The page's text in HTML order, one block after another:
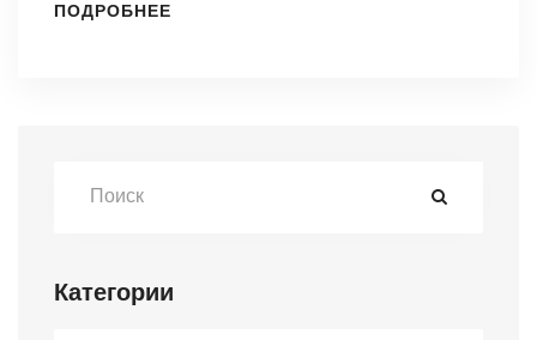
факторы делают тот или иной этап особо
завершить строительство.
ПОДРОБНЕЕ
Категории